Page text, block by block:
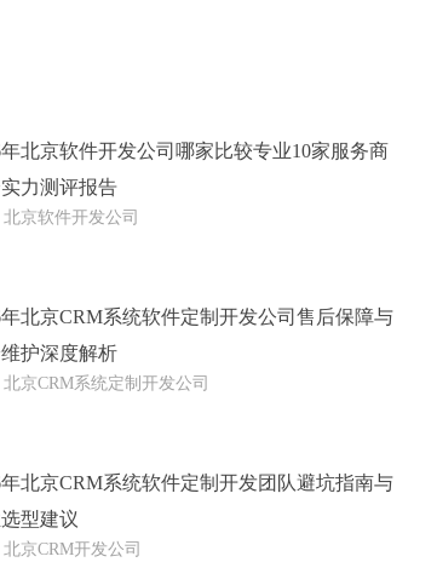
年北京软件开发公司哪家比较专业10家服务商
力测评报告
北京软件开发公司
年北京CRM系统软件定制开发公司售后保障与
护深度解析
北京CRM系统定制开发公司
年北京CRM系统软件定制开发团队避坑指南与
型建议
北京CRM开发公司